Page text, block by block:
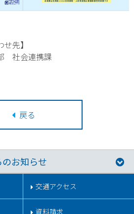
先】
社会連携課
戻る
お知らせ
交通アクセス
資料請求